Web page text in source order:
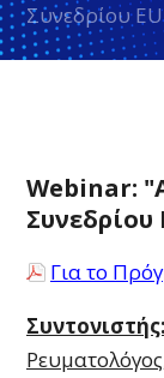
Συνεδρίου
Webinar:
Συνεδρίου
Για το
Συντονιστής: